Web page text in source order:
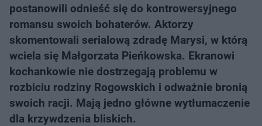
postanowili odnieść się do kontrowersyjnego
romansu swoich bohaterów. Aktorzy
skomentowali serialową zdradę Marysi, w którą
wciela się Małgorzata Pieńkowska. Ekranowi
kochankowie nie dostrzegają problemu w
rozbiciu rodziny Rogowskich i odważnie bronią
swoich racji. Mają jedno główne wytłumaczenie
dla krzywdzenia bliskich.